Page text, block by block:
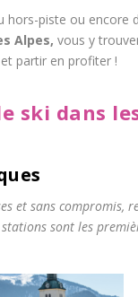
hors-piste ou
Alpes, vous y
partir en profiter !
ski dans
et sans compromis,
sont les